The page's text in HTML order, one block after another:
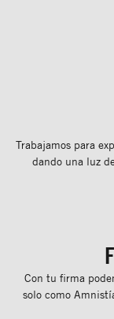
Trabajamos para
dando una luz
Con tu ﬁrma
solo como